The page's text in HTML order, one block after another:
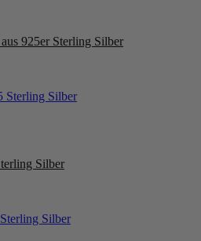
925er Sterling Silber
Silber